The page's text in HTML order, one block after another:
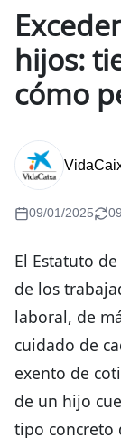
hijos:
cómo
09/01/2025
El Estatuto
de los
laboral, de
cuidado de
exento de
de un hijo
tipo concreto